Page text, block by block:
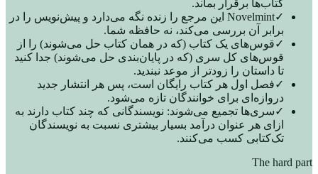
کتاب‌ها برقرار بماند.
✓
Novelmint این مرجع را زنده نگه می‌دارد و پیش‌نویس را در
برابر آن بررسی می‌کند، نه حافظه شما.
✓قوس‌های یک کتاب (که در همان کتاب حل می‌شوند) را از
قوس‌های کل سری (که در پایان‌بندی حل می‌شوند) جدا کنید
تا داستان را زودتر از موعد نبندید.
✓فصل اول هر کتاب رایگان است، پس هر انتشار جدید
دروازه‌ای برای خوانندگان تازه می‌شود.
✓سری‌ها تجمیع می‌شوند: نویسندگانی که چند کتاب دارند به
ازای هر عنوان درآمد بسیار بیشتری نسبت به نویسندگان
تک‌کتابی کسب می‌کنند.
The hard part